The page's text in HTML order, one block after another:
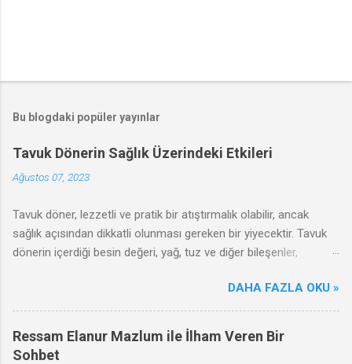
Bu blogdaki popüler yayınlar
Tavuk Dönerin Sağlık Üzerindeki Etkileri
Ağustos 07, 2023
Tavuk döner, lezzetli ve pratik bir atıştırmalık olabilir, ancak
sağlık açısından dikkatli olunması gereken bir yiyecektir. Tavuk
dönerin içerdiği besin değeri, yağ, tuz ve diğer bileşenler,
makalede, tavuk dönerin olumsuz etkileri, zararları ve sağlıklı
tüketim ipuçları hakkında bilgi vereceğiz.
DAHA FAZLA OKU »
Ressam Elanur Mazlum ile İlham Veren Bir
Sohbet